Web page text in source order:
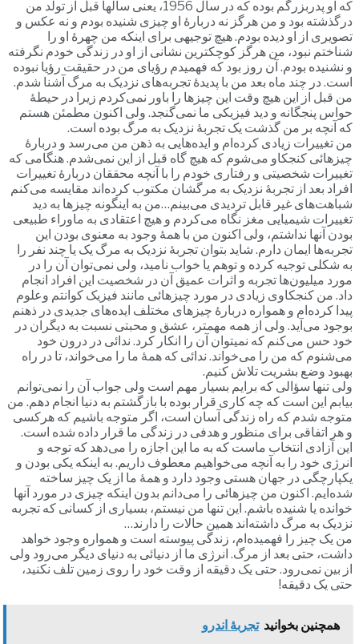
که او پدربزرگم بوده که در سال 1956، یعنی سالها قبل از تولد من
درگذشته بود و من هرگز نه دربارۀ او چیزی شنیده بودم و نه عکس و
تصویری از او دیده بودم. هیچ توجیهی برای اینکه من چهرۀ او را
شناختم نبود، من هرگز کوچکترین نشانی از او در زندگی خودم نگرفته
و نشنیده بودم. آن روز بود که فهمیدم رؤیای من در حقیقت رؤیا نبوده
است. در چند ماه بعد من با پدیدۀ تجربه‌های نزدیک به مرگ آشنا شدم.
من قبل از این هیچ وقت این چیزها را باور نمی‌کردم زیرا در حیطۀ
حواس پنجگانه و دید فیزیکی ما نمی‌گنجد. ولی اکنون مطمئن هستم
که آنچه بر من گذشت یک تجربۀ نزدیک به مرگ بوده است.
من تغییرات زیادی کرده‌ام و ایده‌هایی به ذهن من می‌رسد و دربارۀ
چیزهائی کنجکاو می‌شوم که هیچ گاه قبل از این نمی‌شدم. هنگامی که
تغییرات شخصیتی و رفتاری خودم را با آنچه محققان دربارۀ تغییرات
افراد بعد از تجربۀ نزدیک به مرگشان مکتوب کرده‌اند مقایسه می‌کنم
شباهت‌های غیر قابل تردیدی می‌بینم…من به اینگونه چیزها به دید
تغییرات شیمیایی مغز نگاه می‌کردم و هیچ اعتقادی به ماوراء طبیعی
بودن آنها نداشتم، ولی اکنون من با همۀ وجود به معنوی بودن این
تجربه‌ها ایمان دارم. شاید بتوان تجربۀ نزدیک به مرگ یک یا چند نفر را
به شکلی توجیه کرده و توهم یا خواب نامید، ولی نمی‌توان آن را در
مورد میلیون‌ها تجربه و اثرات عمیق آن در شخصیت این افراد انجام
داد. من کنجکاوی زیادی در مورد چیزهائی مانند فیزیک کوانتم وعلوم
پیدا کرده‌ام و همواره دربارۀ چیزهای مختلف ایده‌های جدیدی در ذهنم
بوجود می‌آید. ولی از همه مهمتر، عشق و محبتی نسبت به دیگران در
خود حس می‌کنم که نمیتوان آن را انکار کرد. ندائی در درون خود
می‌شنوم که من را می‌خواند. ندائی که همۀ ما را می‌خواند، تا در راه
بهبود وضع بشریت تلاش کنیم.
ولی تنها سؤالی که برایم بسیار مهم است ولی جواب آن را نمی‌توانم
بیابم این است که چه کاری قرار بوده با بازگشتم به دنیا انجام دهم. من
متوجه شدم که راه زندگی آسان است، اگر متوجه باشیم که هرکسی
و هر اتفاقی برای منظور و هدفی در زندگی ما قرار داده شده است.
این آزادی انتخاب ماست که به ما این اجازه را می‌دهد که توجه و
انرژی خود را به آنچه می‌خواهیم معطوف داریم. به اینکه یکی بودن و
یکپارچگی در جهان هستی وجود دارد و همۀ ما از یک چیز ساخته
شده‌ایم. اکنون من چیزهائی را می‌دانم بدون اینکه چیزی در مورد آنها
خوانده یا شنیده باشم. این تنها من نیستم، بسیاری از کسانی که تجربه
نزدیک به مرگ داشته‌اند همین حالات را دارند…
من یک چیز را فهمیده‌ام، زندگی پیوسته است و همواره وجود خواهد
داشت، حتی بعد از مرگ. انرژی ما از دنیائی به دنیای دیگر می‌رود ولی
از بین نمی‌رود. حتی یک دقیقه از وقت خود را روی زمین تلف نکنید،
حتی یک دقیقه!
همچنین بخوانید تجربۀ اندرو